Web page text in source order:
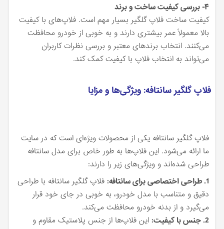
۴- بررسی کیفیت ساخت و برند
کیفیت ساخت فلاپ گلگیر بسیار مهم است. فلاپ‌های با کیفیت
بالا معمولاً عمر بیشتری دارند و به خوبی از خودرو محافظت
می‌کنند. انتخاب برندهای معتبر و بررسی نظرات کاربران
می‌تواند به انتخاب فلاپ با کیفیت کمک کند.
فلاپ گلگیر سانتافه: ویژگی‌ها و مزایا
فلاپ گلگیر سانتافه یکی از محصولات ویژه‌ای است که در سایت
ما ارائه می‌شود. این فلاپ‌ها به طور خاص برای مدل سانتافه
طراحی شده‌اند و ویژگی‌های زیر را دارند:
1. طراحی اختصاصی برای سانتافه:
فلاپ گلگیر سانتافه با طراحی
دقیق و متناسب با مدل خودرو، به خوبی در جای خود قرار
می‌گیرد و از بدنه خودرو محافظت می‌کند.
2. جنس با کیفیت:
این فلاپ‌ها از جنس پلاستیک مقاوم و